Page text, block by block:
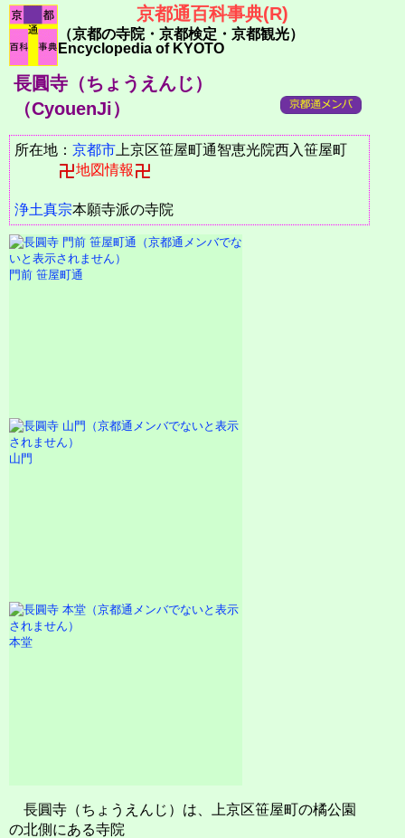
京都通百科事典(R)
（京都の寺院・京都検定・京都観光）
Encyclopedia of KYOTO
長圓寺（ちょうえんじ）
（CyouenJi）
所在地： 京都市 上京区笹屋町通智恵光院西入笹屋町
地図情報
浄土真宗本願寺派の寺院
門前 笹屋町通
山門
本堂
長圓寺（ちょうえんじ）は、上京区笹屋町の橘公園
の北側にある寺院